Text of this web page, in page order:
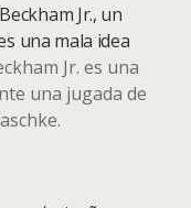
Jr., un
una mala idea
Jr. es una
una jugada de